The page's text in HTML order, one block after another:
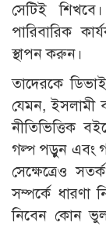
সেটিই
পারিবারিক
স্থাপন করুন।
তাদেরকে
যেমন, ইসলামী
নীতিভিত্তিক
গল্প পড়ুন এবং
সেক্ষেত্রেও
সম্পর্কে
নিবেন কোন